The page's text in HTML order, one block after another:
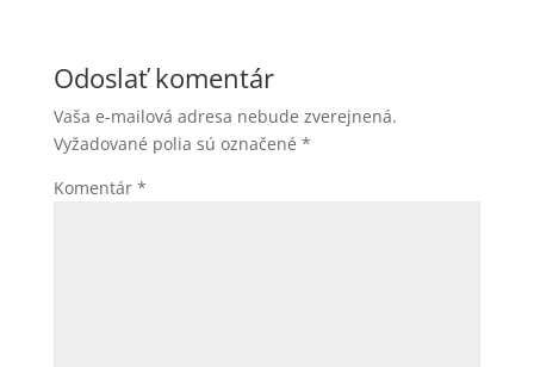
Odoslať komentár
Vaša e-mailová adresa nebude zverejnená.
Vyžadované polia sú označené *
Komentár *